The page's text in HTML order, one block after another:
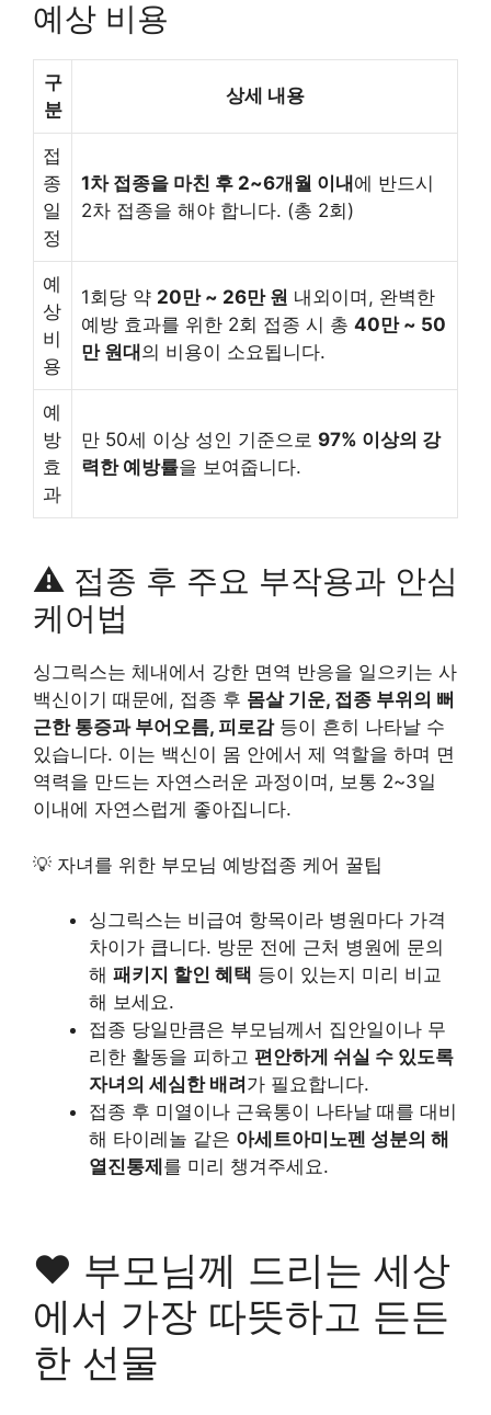
예상 비용
구
분
상세 내용
접
종
일
정
1차 접종을 마친 후 2~6개월 이내 에 반드시
2차 접종을 해야 합니다. (총 2회)
예
상
비
용
1회당 약 20만 ~ 26만 원 내외이며, 완벽한
예방 효과를 위한 2회 접종 시 총 40만 ~ 50
만 원대 의 비용이 소요됩니다.
예
방
효
과
만 50세 이상 성인 기준으로 97% 이상의 강
력한 예방률을 보여줍니다.
⚠️ 접종 후 주요 부작용과 안심
케어법
싱그릭스는 체내에서 강한 면역 반응을 일으키는 사
백신이기 때문에, 접종 후 몸살 기운, 접종 부위의 뻐
근한 통증과 부어오름, 피로감등이 흔히 나타날 수
있습니다. 이는 백신이 몸 안에서 제 역할을 하며 면
역력을 만드는 자연스러운 과정이며, 보통 2~3일
이내에 자연스럽게 좋아집니다.
💡 자녀를 위한 부모님 예방접종 케어 꿀팁
싱그릭스는 비급여 항목이라 병원마다 가격
차이가 큽니다. 방문 전에 근처 병원에 문의
해 패키지 할인 혜택 등이 있는지 미리 비교
해 보세요.
접종 당일만큼은 부모님께서 집안일이나 무
리한 활동을 피하고 편안하게 쉬실 수 있도록
자녀의 세심한 배려 가 필요합니다.
접종 후 미열이나 근육통이 나타날 때를 대비
해 타이레놀 같은 아세트아미노펜 성분의 해
열진통제 를 미리 챙겨주세요.
♥ 부모님께 드리는 세상
에서 가장 따뜻하고 든든
한 선물